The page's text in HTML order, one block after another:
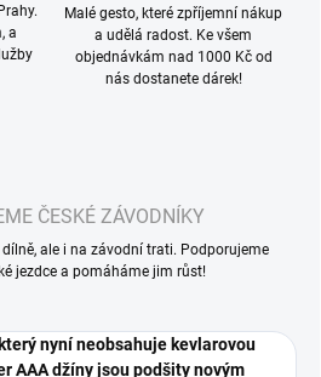
a
Malé gesto, které zpříjemní nákup
a udělá radost. Ke všem
objednávkám nad 1000 Kč od
nás dostanete dárek!
ČESKÉ ZÁVODNÍKY
ale i na závodní trati. Podporujeme
jezdce a pomáháme jim růst!
nyní neobsahuje kevlarovou
AAA džíny jsou podšity novým